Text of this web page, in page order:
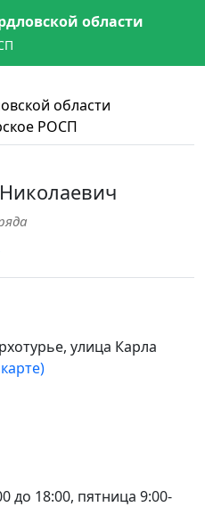
области
области
РОСП
улица Карла
до 18:00, пятница 9:00-